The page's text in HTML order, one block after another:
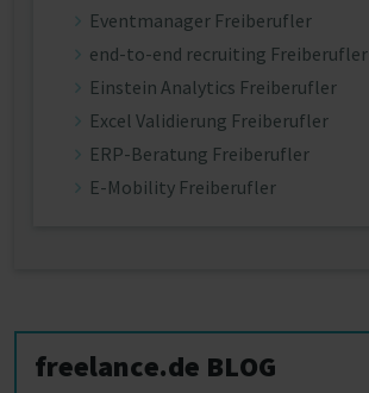
Eventmanager Freiberufler
end-to-end recruiting Freiberufler
Einstein Analytics Freiberufler
Excel Validierung Freiberufler
ERP-Beratung Freiberufler
E-Mobility Freiberufler
freelance.de BLOG